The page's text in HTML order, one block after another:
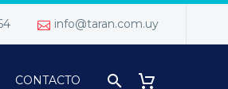
info@taran.com.uy
CONTACTO